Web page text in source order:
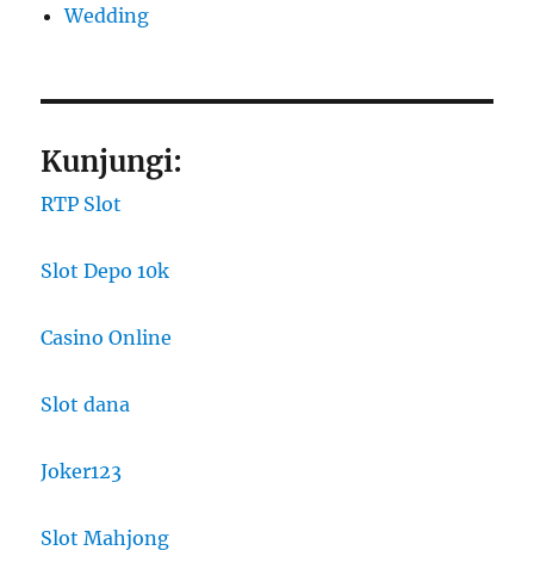
Wedding
Kunjungi:
RTP Slot
Slot Depo 10k
Casino Online
Slot dana
Joker123
Slot Mahjong